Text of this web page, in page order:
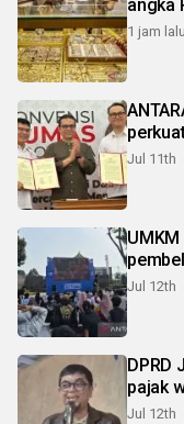
angka
1 jam lalu
Jul 11th
Jul 12th
DPRD
pajak
Jul 12th